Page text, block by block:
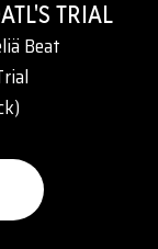
TRIAL
Beat